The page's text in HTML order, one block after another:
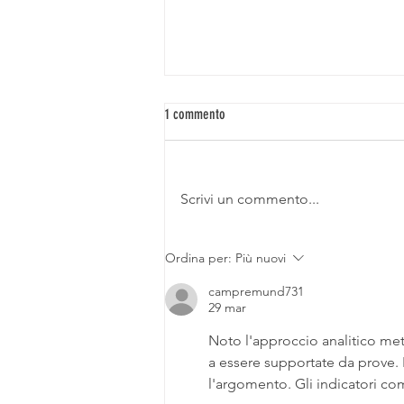
Batterie d'Accumulo e Fotovoltaico: Stai
casa tua
1 commento
Scrivi un commento...
Ordina per: Più nuovi
campremund731
29 mar
Noto l'approccio analitico
a essere supportate da
l'argomento. Gli indicatori